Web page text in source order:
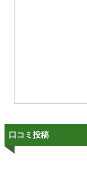
口コミ投稿